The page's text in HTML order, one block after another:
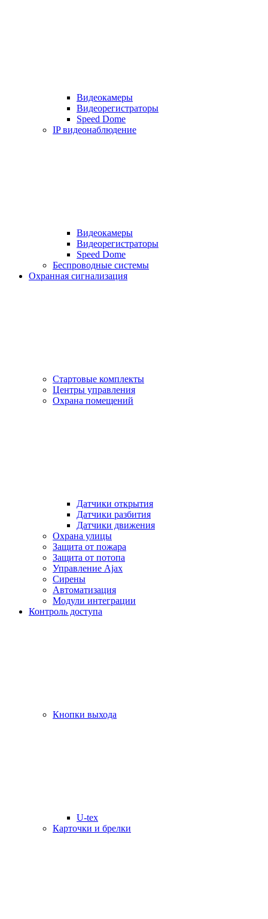
Видеокамеры
Видеорегистраторы
Speed Dome
IP видеонаблюдение
Видеокамеры
Видеорегистраторы
Speed Dome
Беспроводные системы
Охранная сигнализация
Стартовые комплекты
Центры управления
Охрана помещений
Датчики открытия
Датчики разбития
Датчики движения
Охрана улицы
Защита от пожара
Защита от потопа
Управление Ajax
Сирены
Автоматизация
Модули интеграции
Контроль доступа
Кнопки выхода
U-tex
Карточки и брелки